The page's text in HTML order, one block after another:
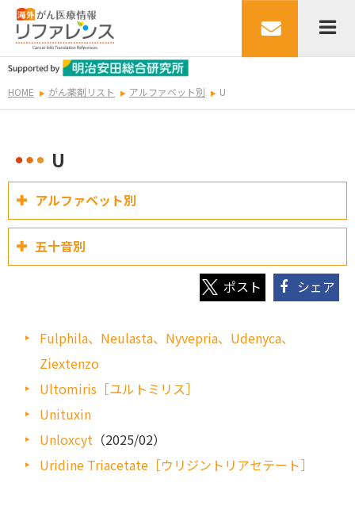
HOME がん薬剤リスト アルファベット別 U
U
アルファベット別
五十音別
シェア
Fulphila、Neulasta、Nyvepria、Udenyca、
Ziextenzo
Ultomiris［ユルトミリス］
Unituxin
Unloxcyt （2025/02）
Uridine Triacetate［ウリジントリアセテート］